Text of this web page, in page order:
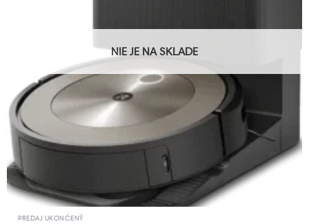
NIE JE NA SKLADE
PREDAJ UKONČENÝ